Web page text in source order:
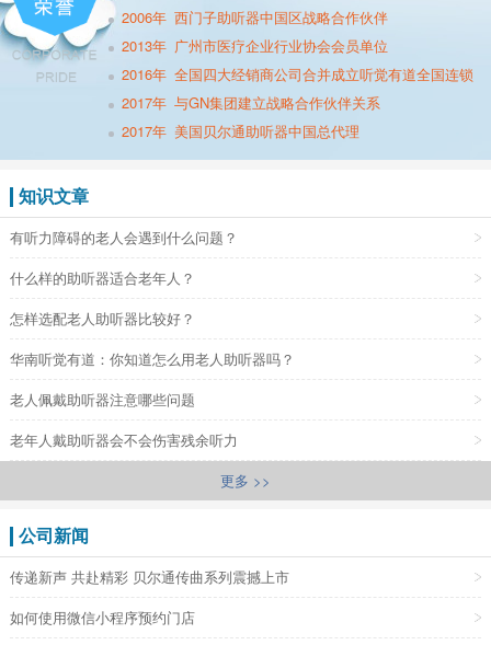
2006年 西门子助听器中国区战略合作伙伴
2013年 广州市医疗企业行业协会会员单位
2016年 全国四大经销商公司合并成立听觉有道全国连锁
2017年 与GN集团建立战略合作伙伴关系
2017年 美国贝尔通助听器中国总代理
知识文章
有听力障碍的老人会遇到什么问题？
什么样的助听器适合老年人？
怎样选配老人助听器比较好？
华南听觉有道：你知道怎么用老人助听器吗？
老人佩戴助听器注意哪些问题
老年人戴助听器会不会伤害残余听力
更多 >>
公司新闻
传递新声 共赴精彩 贝尔通传曲系列震撼上市
如何使用微信小程序预约门店